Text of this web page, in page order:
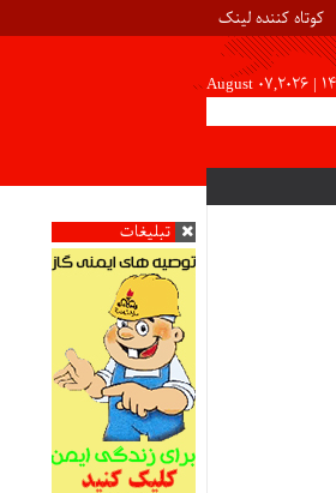
کوتاه کننده لینک
August 07,2026 |
تبلیغات